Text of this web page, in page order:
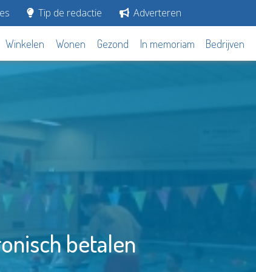
Tip de redactie Adverteren
Winkelen Wonen Gezond In memoriam Bedrijven
betalen